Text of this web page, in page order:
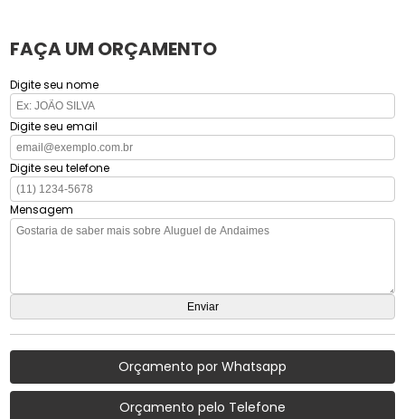
FAÇA UM ORÇAMENTO
Digite seu nome
Digite seu email
Digite seu telefone
Mensagem
Orçamento por Whatsapp
Orçamento pelo Telefone